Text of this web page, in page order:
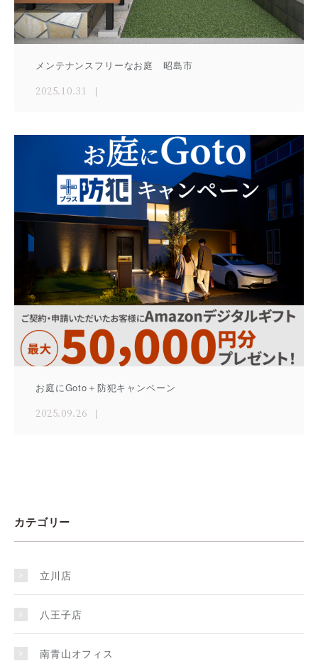
メンテナンスフリーなお庭 昭島市
2025.10.31
お庭にGoto＋防犯キャンペーン
2025.09.26
カテゴリー
立川店
八王子店
南青山オフィス